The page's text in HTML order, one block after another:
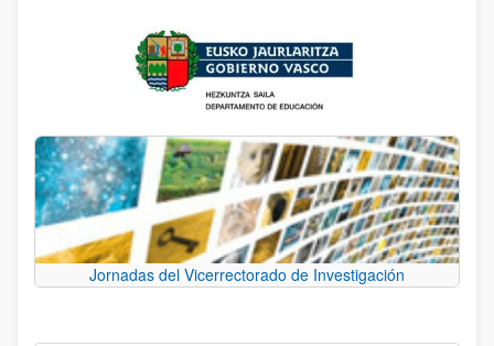
Jornadas del Vicerrectorado de Investigación